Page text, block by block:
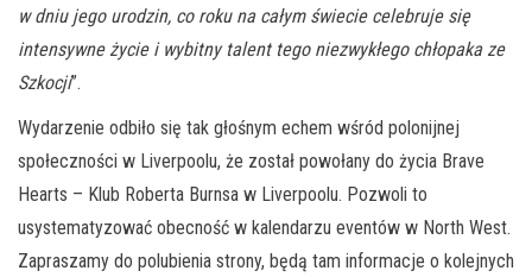
w dniu jego urodzin, co roku na całym świecie celebruje się
intensywne życie i wybitny talent tego niezwykłego chłopaka ze
Szkocji”.
Wydarzenie odbiło się tak głośnym echem wśród polonijnej
społeczności w Liverpoolu, że został powołany do życia Brave
Hearts – Klub Roberta Burnsa w Liverpoolu. Pozwoli to
usystematyzować obecność w kalendarzu eventów w North West.
Zapraszamy do polubienia strony, będą tam informacje o kolejnych